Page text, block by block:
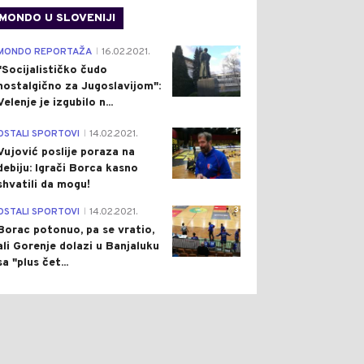
MONDO U SLOVENIJI
4
REPORTAŽA 16.02.2021.
čudo
za Jugoslavijom":
je izgubilo n...
1
SPORTOVI 14.02.2021.
poslije poraza na
Igrači Borca kasno
da mogu!
3
SPORTOVI 14.02.2021.
potonuo, pa se vratio,
Gorenje dolazi u Banjaluku
"plus čet...